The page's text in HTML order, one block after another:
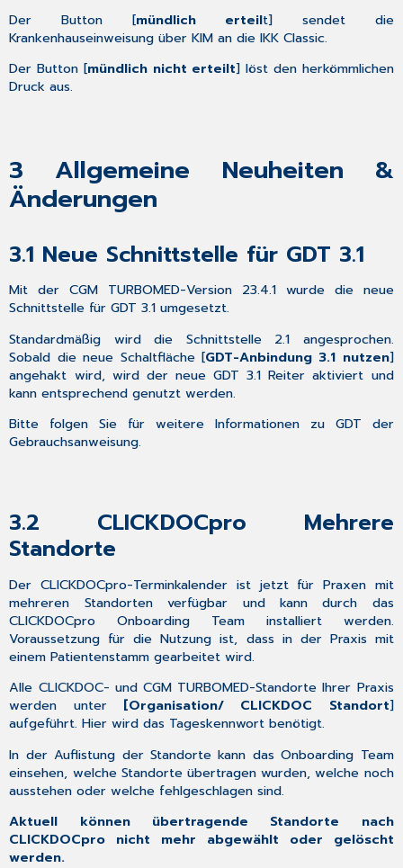
Der Button [mündlich erteilt] sendet die
Krankenhauseinweisung über KIM an die IKK Classic.
Der Button [mündlich nicht erteilt] löst den herkömmlichen
Druck aus.
3 Allgemeine Neuheiten &
Änderungen
3.1 Neue Schnittstelle für GDT 3.1
Mit der CGM TURBOMED-Version 23.4.1 wurde die neue
Schnittstelle für GDT 3.1 umgesetzt.
Standardmäßig wird die Schnittstelle 2.1 angesprochen.
Sobald die neue Schaltfläche [GDT-Anbindung 3.1 nutzen]
angehakt wird, wird der neue GDT 3.1 Reiter aktiviert und
kann entsprechend genutzt werden.
Bitte folgen Sie für weitere Informationen zu GDT der
Gebrauchsanweisung.
3.2 CLICKDOCpro Mehrere
Standorte
Der CLICKDOCpro-Terminkalender ist jetzt für Praxen mit
mehreren Standorten verfügbar und kann durch das
CLICKDOCpro Onboarding Team installiert werden.
Voraussetzung für die Nutzung ist, dass in der Praxis mit
einem Patientenstamm gearbeitet wird.
Alle CLICKDOC- und CGM TURBOMED-Standorte Ihrer Praxis
werden unter [Organisation/ CLICKDOC Standort]
aufgeführt. Hier wird das Tageskennwort benötigt.
In der Auflistung der Standorte kann das Onboarding Team
einsehen, welche Standorte übertragen wurden, welche noch
ausstehen oder welche fehlgeschlagen sind.
Aktuell können übertragende Standorte nach
CLICKDOCpro nicht mehr abgewählt oder gelöscht
werden.